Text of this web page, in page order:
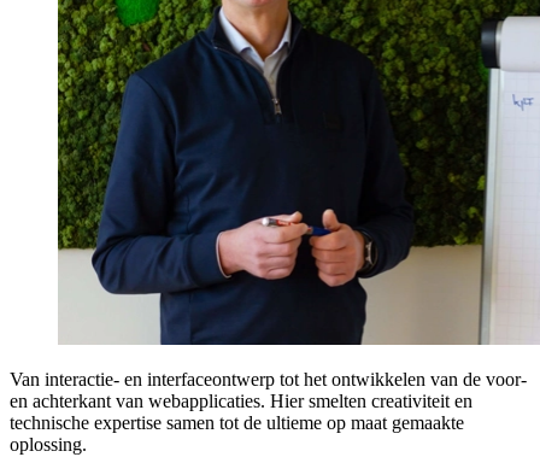
Van interactie- en interfaceontwerp tot het ontwikkelen van de voor-
en achterkant van webapplicaties. Hier smelten creativiteit en
technische expertise samen tot de ultieme op maat gemaakte
oplossing.